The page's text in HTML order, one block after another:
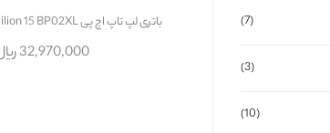
باتری لپ تاپ اچ پی Battery HP Pavilion 15 BP02XL
32,970,000 ریال
(7)
(3)
(10)